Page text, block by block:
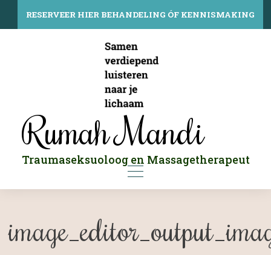
content
RESERVEER HIER BEHANDELING ÓF KENNISMAKING
Rumah Mandi
Traumaseksuoloog en Massagetherapeut